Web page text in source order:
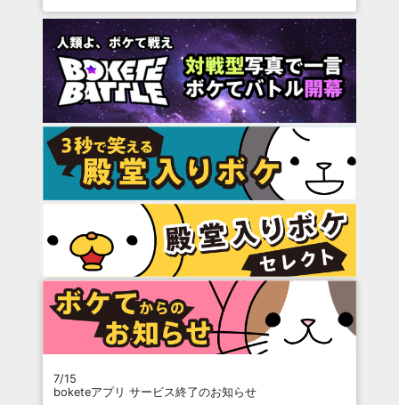
7/15
boketeアプリ サービス終了のお知らせ